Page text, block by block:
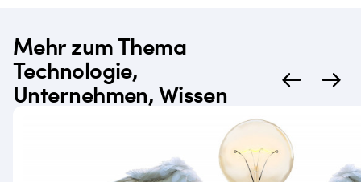
Mehr zum Thema
Technologie,
Unternehmen, Wissen